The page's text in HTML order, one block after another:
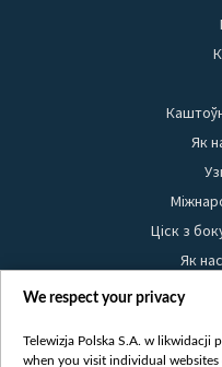
Як
Ціск з
Як
Правілы
We respect your privacy
Telewizja Polska S.A. w likwidacji
when you visit individual